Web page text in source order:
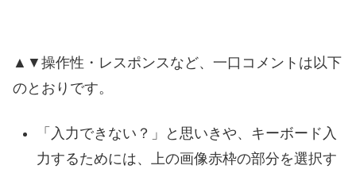
▲▼操作性・レスポンスなど、一口コメントは以下
のとおりです。
「入力できない？」と思いきや、キーボード入
力するためには、上の画像赤枠の部分を選択す